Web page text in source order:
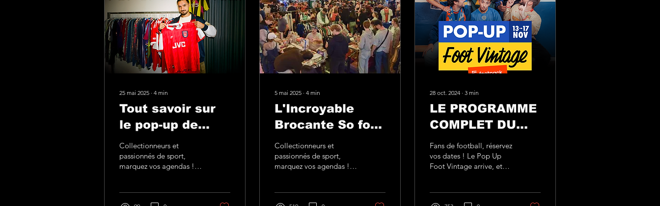
25 mai 2025 ∙ 4 min
Tout savoir sur
le pop-up de
Vintage Football
Area à Paris
Collectionneurs et
passionnés de sport,
marquez vos agendas !
5 mai 2025 ∙ 4 min
L'Incroyable
Brocante So foot
et Trashtalk
2025 : Tout ce
que vous devez
savoir.
Collectionneurs et
passionnés de sport,
marquez vos agendas !
28 oct. 2024 ∙ 3 min
LE PROGRAMME
COMPLET DU
POP UP FOOT
VINTAGE
Fans de football, réservez
vos dates ! Le Pop Up
Foot Vintage arrive, et